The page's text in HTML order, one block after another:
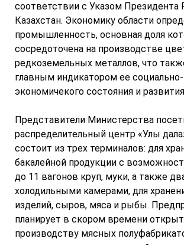
соответствии с Указом Президента
Казахстан. Экономику области
промышленность, основная доля
сосредоточена на производстве
редкоземельных металлов, что
главным индикатором ее социально-
экономичекого состояния и
Представители Министерства
распределительный центр «Улы
состоит из трех терминалов: для
бакалейной продукции с
до 11 вагонов круп, муки, а также
холодильными камерами, для
изделий, сыров, мяса и рыбы.
планирует в скором времени
производству мясных